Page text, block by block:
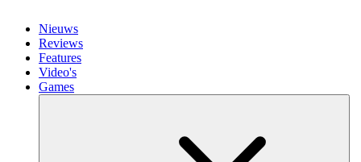
Nieuws
Reviews
Features
Video's
Games